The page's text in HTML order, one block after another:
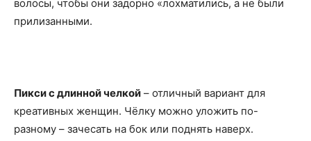
волосы, чтобы они задорно «лохматились, а не были
прилизанными.
Пикси с длинной челкой – отличный вариант для
креативных женщин. Чёлку можно уложить по-
разному – зачесать на бок или поднять наверх.